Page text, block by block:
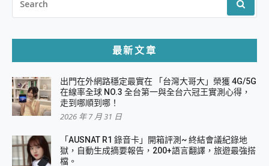
FOR:
最新文章
出門在外網路穩定最實在 「台灣大哥大」榮獲 4G/5G
在線率全球 NO.3 全台第一與全台六冠王實測心得，
走到哪順到哪！
2026 年 7 月 31 日
「AUSNAT R1 錄音卡」開箱評測~ 終結會議紀錄地
獄，自動生成摘要報告，200+語言翻譯，旅遊最強搭
檔。